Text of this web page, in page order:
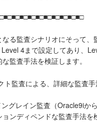
る監査シナリオにそって、
4まで設定してあり、
監査手法を検証します。
監査による、詳細な監査手
グレイン監査（Oracle9iか
ンディペンドな監査手法を